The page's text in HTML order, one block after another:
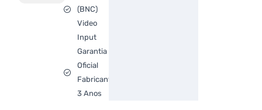
(BNC)
Video
Input
Garantia
Oficial
Fabricante
3 Anos